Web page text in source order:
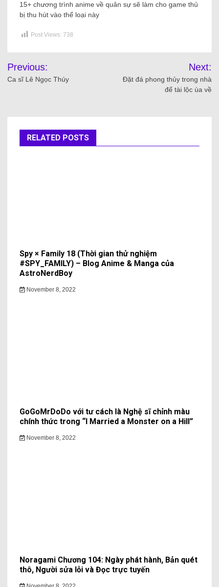
15+ chương trình anime về quân sự sẽ làm cho game thủ
bị thu hút vào thể loại này
Post Views: 738
Previous:
Ca sĩ Lê Ngọc Thúy
Next:
Đặt đá phong thủy trong nhà
để tài lộc ùa về
RELATED POSTS
Spy × Family 18 (Thời gian thử nghiệm
#SPY_FAMILY) – Blog Anime & Manga của
AstroNerdBoy
November 8, 2022
GoGoMrDoDo với tư cách là Nghệ sĩ chỉnh màu
chính thức trong “I Married a Monster on a Hill”
November 8, 2022
Noragami Chương 104: Ngày phát hành, Bản quét
thô, Người sửa lỗi và Đọc trực tuyến